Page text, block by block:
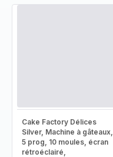
Cake Factory Délices
Silver, Machine à gâteaux,
5 prog, 10 moules, écran
rétroéclairé,